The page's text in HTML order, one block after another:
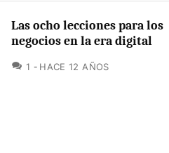
Las ocho lecciones para los
negocios en la era digital
1 COMENTARIOS
HACE 12 AÑOS